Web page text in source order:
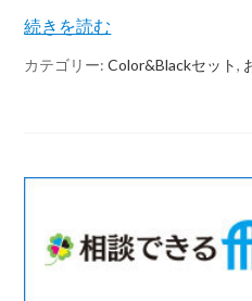
続きを読む
カテゴリー:Color&Blackセット,